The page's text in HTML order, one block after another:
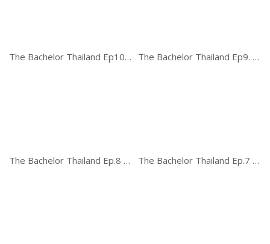
The Bachelor Thailand Ep10. ศึกรักสละโสด The Bachelor Thailand Ep9. ศึกรักสละโสด
The Bachelor Thailand Ep.8 ศึกรักสละโสด The Bachelor Thailand Ep.7 ศึกรักสละโสด